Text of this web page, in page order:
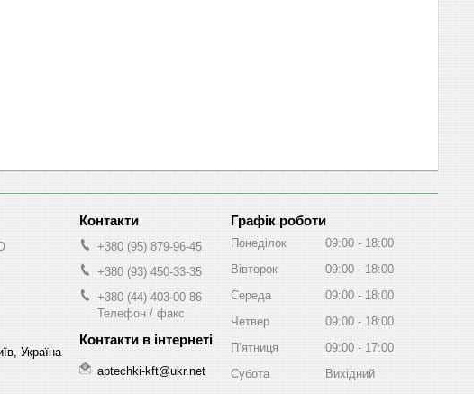
Україна
+380 (95) 879-96-45
+380 (93) 450-33-35
+380 (44) 403-00-86
Телефон / факс
aptechki-kft@ukr.net
Графік роботи
Понеділок 09:00
18:00
Вівторок
09:00
18:00
Середа
09:00
18:00
Четвер
09:00
18:00
Пʼятниця
09:00
17:00
Субота
Вихідний